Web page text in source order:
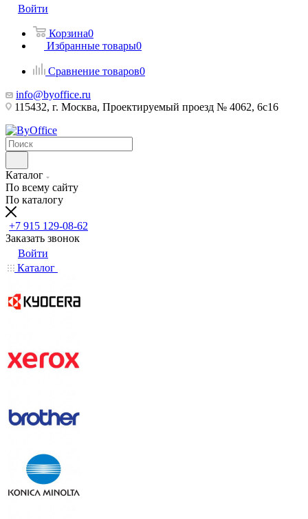
Войти
Корзина0
Избранные товары0
Сравнение товаров0
info@byoffice.ru
115432, г. Москва, Проектируемый проезд № 4062, 6с16
Каталог
По всему сайту
По каталогу
+7 915 129-08-62
Заказать звонок
Войти
Каталог